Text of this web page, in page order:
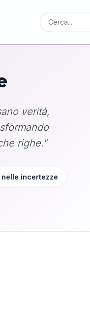
verità,
righe."
incertezze